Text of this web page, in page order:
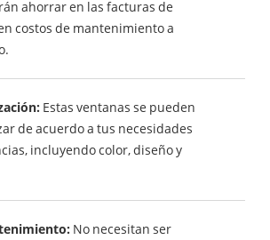
ahorrar en las facturas de
costos de mantenimiento a
Estas ventanas se pueden
de acuerdo a tus necesidades
incluyendo color, diseño y
No necesitan ser